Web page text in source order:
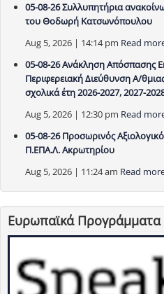
05-08-26 Συλλυπητήρια
του Θοδωρή Κατσωνόπουλου
Aug 5, 2026 | 14:14 pm Read
05-08-26 Ανάκληση Απόσπασης
Περιφερειακή Διεύθυνση Α/
σχολικά έτη 2026-2027, 2027-
Aug 5, 2026 | 12:30 pm Read
05-08-26 Προσωρινός
Π.ΕΠΑ.Λ. Ακρωτηρίου
Aug 5, 2026 | 11:24 am Read
Ευρωπαϊκά Προγράμματα